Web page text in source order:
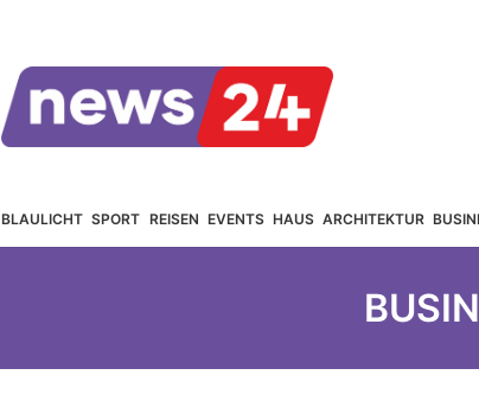
BLAULICHT SPORT REISEN EVENTS HAUS ARCHITEKTUR